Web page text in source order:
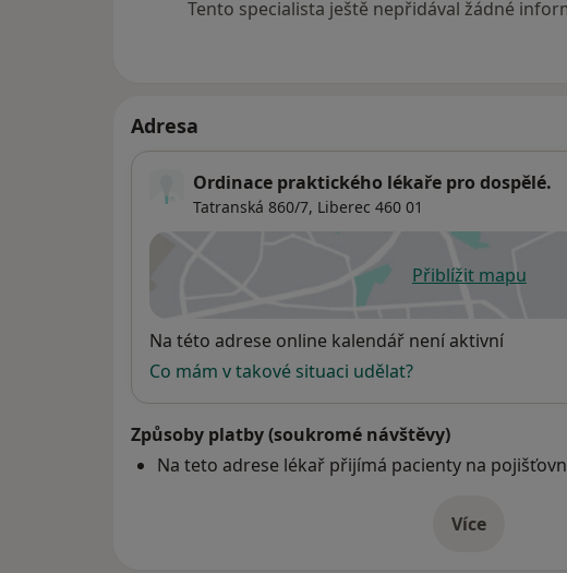
02/2020 kurz veřejné zdraví, Londýn, Velká Británie
Tento specialista ještě nepřidával žádné
Adresa
Ordinace praktického lékaře pro dospělé.
Tatranská 860/7, Liberec 460 01
Přiblížit mapu
se otevře v
Dostupnost
Na této adrese online kalendář není aktivní
Co mám v takové situaci udělat?
Způsoby platby (soukromé návštěvy)
Na teto adrese lékař přijímá pacienty na
Víceo adrese